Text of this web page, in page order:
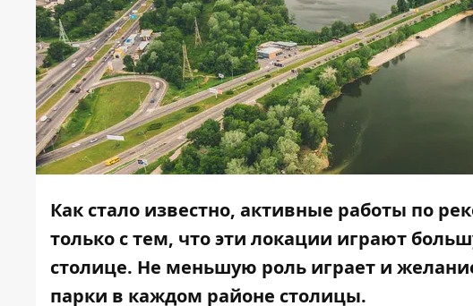
Как стало известно, активные работы по
только с тем, что эти локации играют
столице. Не меньшую роль играет и
парки в каждом районе столицы.